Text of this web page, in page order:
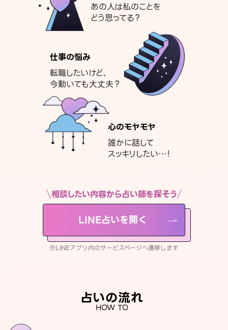
あの人は私のことを
どう思ってる？
仕事の悩み
転職したいけど、
今動いても大丈夫？
心のモヤモヤ
誰かに話して
スッキリしたい…！
相談したい内容から占い師を探そう
LINE占いを開く
※LINEアプリ内のサービスページへ遷移します
占いの流れ
HOW TO